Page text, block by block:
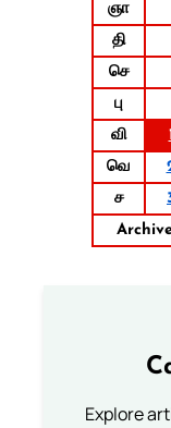
ஞா
தி
செ
பு
வி
வெ
ச
Explore